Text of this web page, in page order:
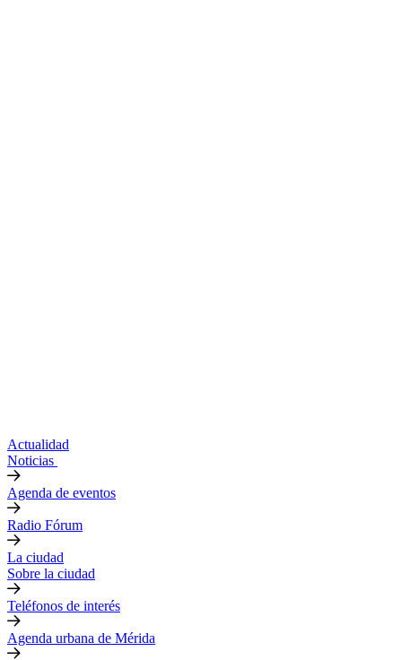
Actualidad
Noticias
Agenda de eventos
Radio Fórum
La ciudad
Sobre la ciudad
Teléfonos de interés
Agenda urbana de Mérida